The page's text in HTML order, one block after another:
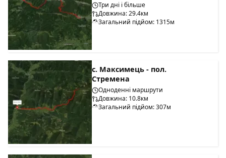
Три дні і більше
Довжина: 29.4км
Загальний підйом: 1315м
с. Максимець - пол.
Стремена
Одноденні маршрути
Довжина: 10.8км
Загальний підйом: 307м